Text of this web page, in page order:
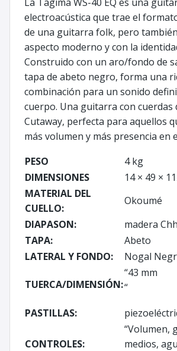
electroacústica que trae el
de una guitarra folk, pero
aspecto moderno y con la
Construido con un aro/fondo de
tapa de abeto negro, forma una
combinación para un sonido
cuerpo. Una guitarra con cuerdas
Cutaway, perfecta para aquellos
más volumen y más presencia en
PESO
4 kg
DIMENSIONES
14 × 49 ×
MATERIAL DEL
CUELLO:
Okoumé
DIAPASON:
madera
TAPA:
Abeto
LATERAL Y FONDO:
Nogal
TUERCA/DIMENSIÓN:
“43 mm
“
PASTILLAS:
CONTROLES:
“Volumen,
medios,